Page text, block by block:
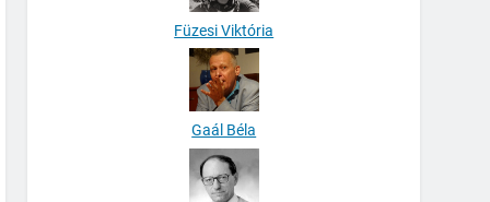
Füzesi Viktória
Gaál Béla